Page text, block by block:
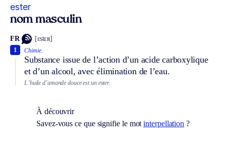
ester
nom masculin
FR [ɛstɛʀ]
Chimie.
Substance issue de l’action d’un acide carboxylique
et d’un alcool, avec élimination de l’eau.
1
L’huile d’amande douce est un ester.
À découvrir
Savez-vous ce que signifie le motinterpellation ?